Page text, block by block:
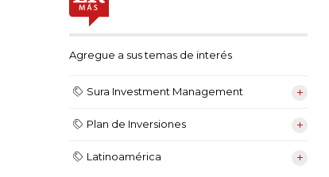
Agregue a sus temas de interés
Sura Investment Management
Plan de Inversiones
Latinoamérica